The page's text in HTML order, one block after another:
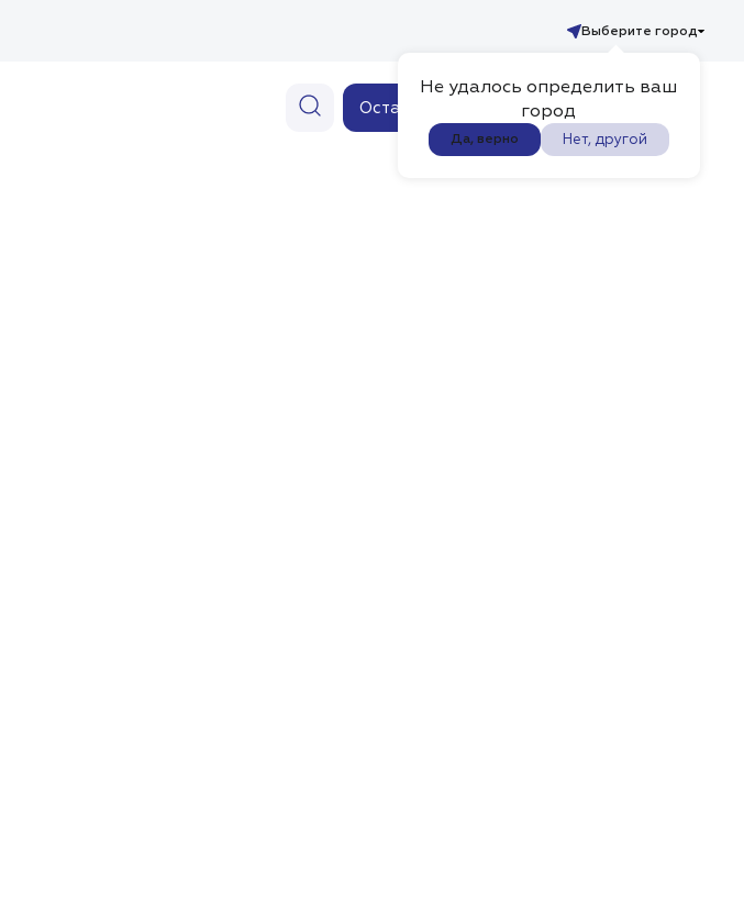
Не удалось определить ваш
город
Да, верно Нет, другой
Выберите город
Оставить заявку 0